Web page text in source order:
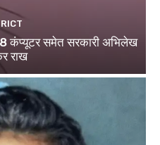
कंप्यूटर समेत सरकारी अभिलेख
राख